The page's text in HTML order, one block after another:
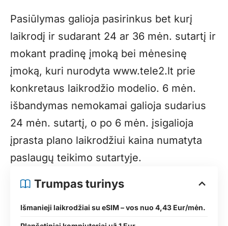
Pasiūlymas galioja pasirinkus bet kurį
laikrodį ir sudarant 24 ar 36 mėn. sutartį ir
mokant pradinę įmoką bei mėnesinę
įmoką, kuri nurodyta www.tele2.lt prie
konkretaus laikrodžio modelio. 6 mėn.
išbandymas nemokamai galioja sudarius
24 mėn. sutartį, o po 6 mėn. įsigalioja
įprasta plano laikrodžiui kaina numatyta
paslaugų teikimo sutartyje.
Trumpas turinys
Išmanieji laikrodžiai su eSIM – vos nuo 4,43 Eur/mėn.